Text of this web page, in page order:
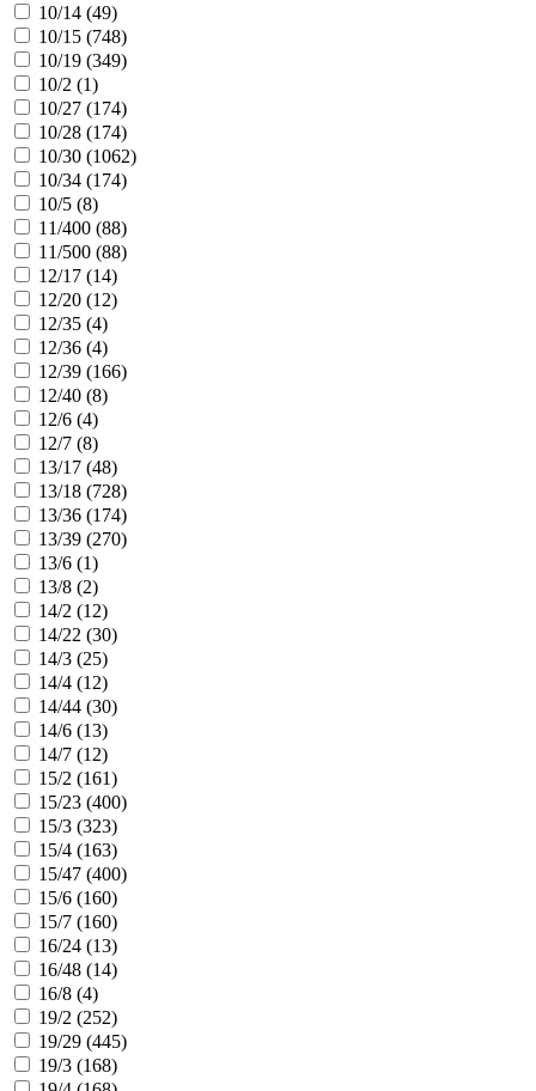
10/14 (49)
10/15 (748)
10/19 (349)
10/2 (1)
10/27 (174)
10/28 (174)
10/30 (1062)
10/34 (174)
10/5 (8)
11/400 (88)
11/500 (88)
12/17 (14)
12/20 (12)
12/35 (4)
12/36 (4)
12/39 (166)
12/40 (8)
12/6 (4)
12/7 (8)
13/17 (48)
13/18 (728)
13/36 (174)
13/39 (270)
13/6 (1)
13/8 (2)
14/2 (12)
14/22 (30)
14/3 (25)
14/4 (12)
14/44 (30)
14/6 (13)
14/7 (12)
15/2 (161)
15/23 (400)
15/3 (323)
15/4 (163)
15/47 (400)
15/6 (160)
15/7 (160)
16/24 (13)
16/48 (14)
16/8 (4)
19/2 (252)
19/29 (445)
19/3 (168)